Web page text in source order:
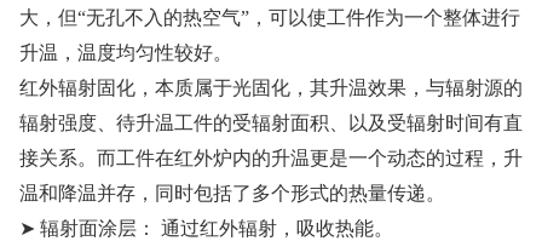
大，但“无孔不入的热空气”，可以使工件作为一个整体进行
升温，温度均匀性较好。
红外辐射固化，本质属于光固化，其升温效果，与辐射源的
辐射强度、待升温工件的受辐射面积、以及受辐射时间有直
接关系。而工件在红外炉内的升温更是一个动态的过程，升
温和降温并存，同时包括了多个形式的热量传递。
➤ 辐射面涂层： 通过红外辐射，吸收热能。